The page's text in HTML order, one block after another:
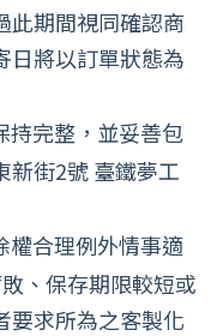
此期間視同確認商
日將以訂單狀態為
持完整，並妥善包
新街2號 臺鐵夢工
權合理例外情事適
、保存期限較短或
要求所為之客製化